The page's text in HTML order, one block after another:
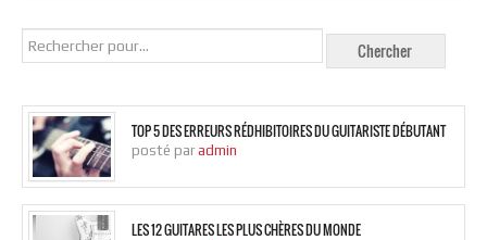
TOP 5 DES ERREURS RÉDHIBITOIRES DU GUITARISTE DÉBUTANT
posté par admin
LES 12 GUITARES LES PLUS CHÈRES DU MONDE